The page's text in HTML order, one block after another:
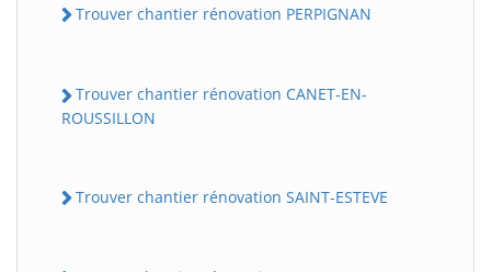
Trouver chantier rénovation PERPIGNAN
Trouver chantier rénovation CANET-EN-
ROUSSILLON
Trouver chantier rénovation SAINT-ESTEVE